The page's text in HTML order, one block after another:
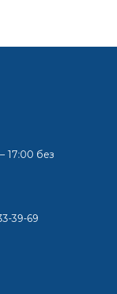
17:00 без
39-69